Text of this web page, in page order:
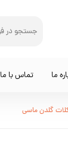
ما تماس با ما
گلدن ماسی